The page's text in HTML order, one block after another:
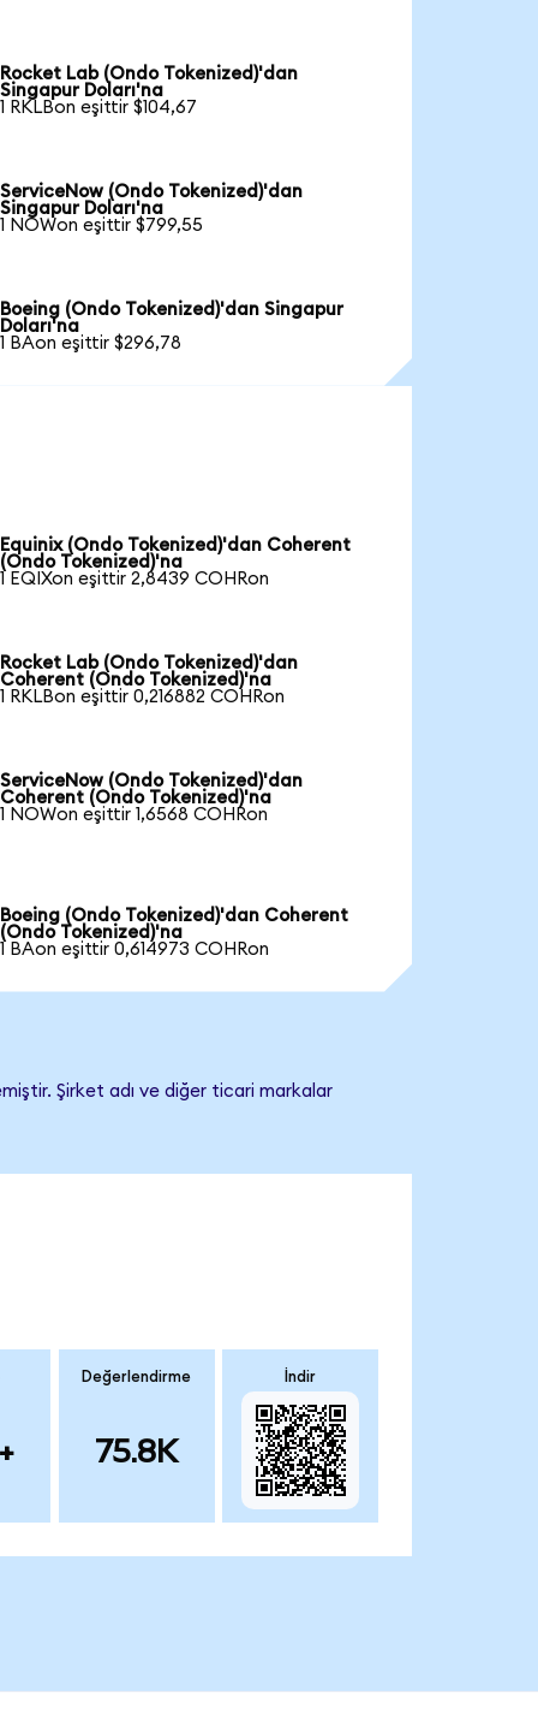
Rocket Lab (Ondo Tokenized)'dan
Singapur Doları'na
1 RKLBon eşittir $104,67
ServiceNow (Ondo Tokenized)'dan
Singapur Doları'na
1 NOWon eşittir $799,55
Boeing (Ondo Tokenized)'dan Singapur
Doları'na
1 BAon eşittir $296,78
Equinix (Ondo Tokenized)'dan Coherent
(Ondo Tokenized)'na
1 EQIXon eşittir 2,8439 COHRon
Rocket Lab (Ondo Tokenized)'dan
Coherent (Ondo Tokenized)'na
1 RKLBon eşittir 0,216882 COHRon
ServiceNow (Ondo Tokenized)'dan
Coherent (Ondo Tokenized)'na
1 NOWon eşittir 1,6568 COHRon
Boeing (Ondo Tokenized)'dan Coherent
(Ondo Tokenized)'na
1 BAon eşittir 0,614973 COHRon
Şirket adı ve diğer ticari markalar
Değerlendirme
75.8K
İndir